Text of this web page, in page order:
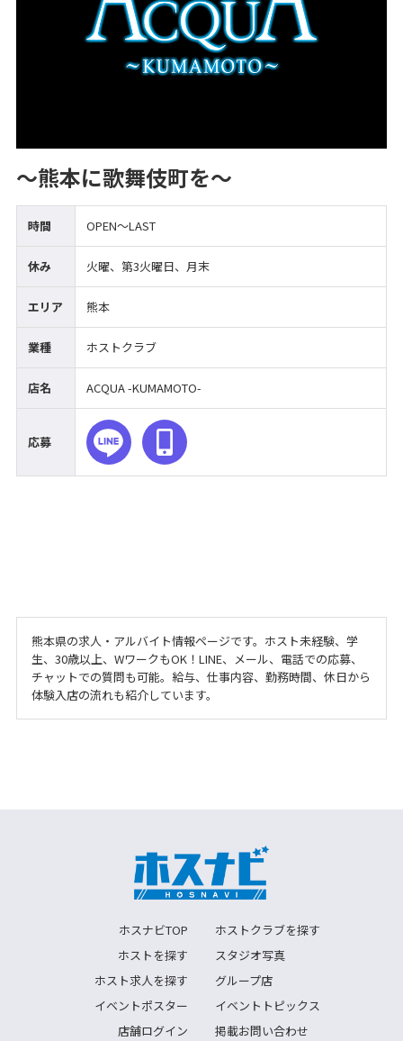
～熊本に歌舞伎町を～
時間 OPEN～LAST
休み 火曜、第3火曜日、月末
エリア 熊本
業種 ホストクラブ
店名 ACQUA -KUMAMOTO-
応募
熊本県の求人・アルバイト情報ページです。ホスト未経験、学
生、30歳以上、WワークもOK！LINE、メール、電話での応募、
チャットでの質問も可能。給与、仕事内容、勤務時間、休日から
体験入店の流れも紹介しています。
ホスナビTOP
ホストクラブを探す
ホストを探す
スタジオ写真
ホスト求人を探す
グループ店
イベントポスター
イベントトピックス
店舗ログイン
掲載お問い合わせ